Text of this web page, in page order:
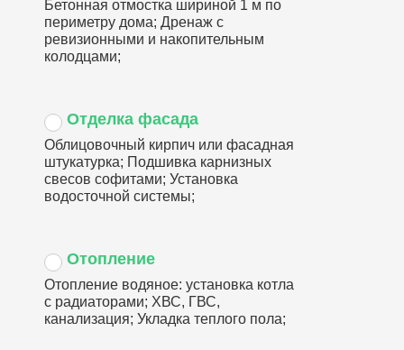
Бетонная отмостка шириной 1 м по
периметру дома; Дренаж с
ревизионными и накопительным
колодцами;
Отделка фасада
Облицовочный кирпич или фасадная
штукатурка; Подшивка карнизных
свесов софитами; Установка
водосточной системы;
Отопление
Отопление водяное: установка котла
с радиаторами; ХВС, ГВС,
канализация; Укладка теплого пола;